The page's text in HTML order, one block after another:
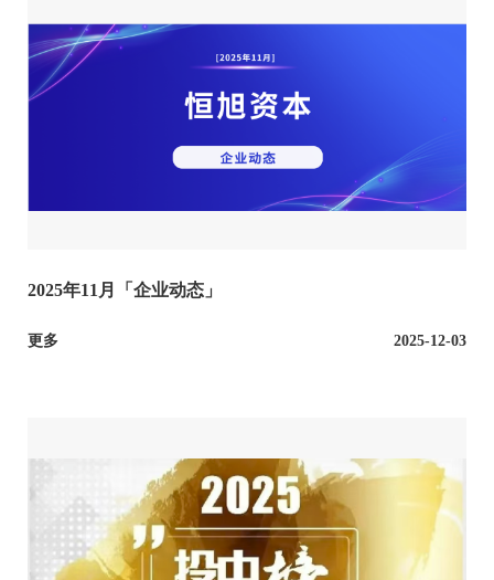
2025年11月「企业动态」
更多 2025-12-03